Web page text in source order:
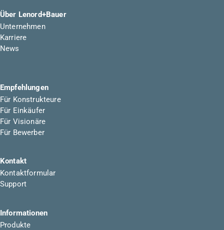
Über Lenord+Bauer
Unternehmen
Karriere
News
Empfehlungen
Für Konstrukteure
Für Einkäufer
Für Visionäre
Für Bewerber
Kontakt
Kontaktformular
Support
Informationen
Produkte